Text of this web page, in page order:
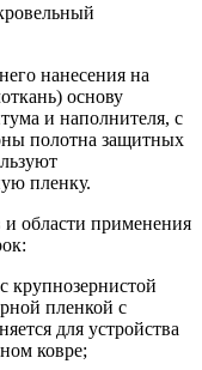
нанесения на
основу
и наполнителя, с
полотна защитных
пленку.
области применения
крупнозернистой
пленкой с
для устройства
ковре;